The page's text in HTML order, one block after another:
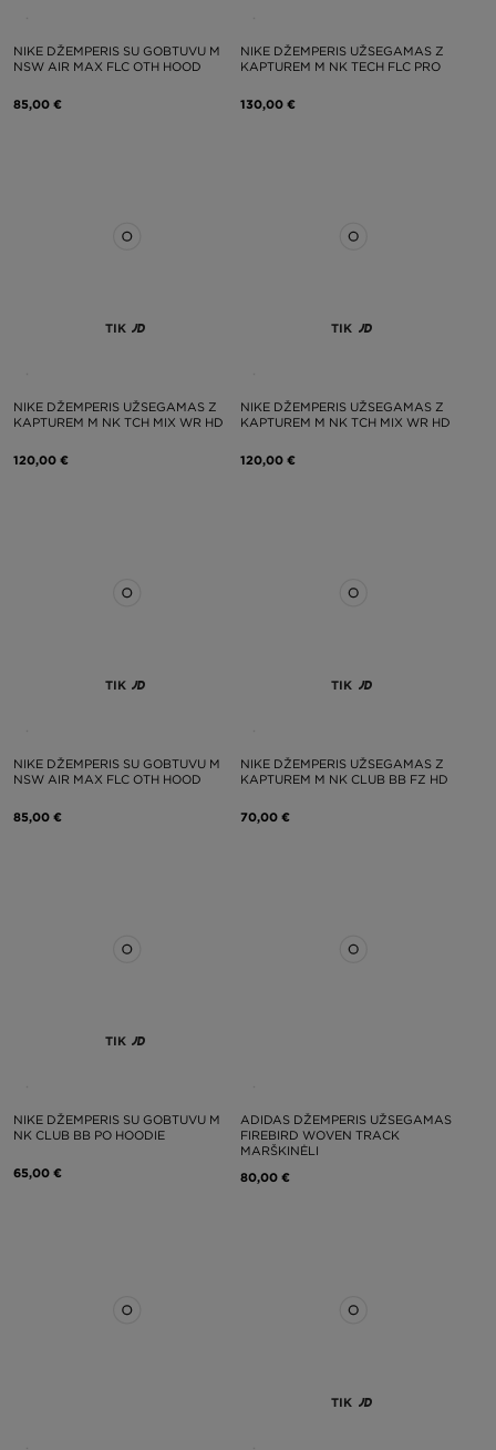
NIKE DŽEMPERIS SU GOBTUVU M
NSW AIR MAX FLC OTH HOOD
85,00 €
NIKE DŽEMPERIS UŽSEGAMAS Z
KAPTUREM M NK TECH FLC PRO
130,00 €
TIK
NIKE DŽEMPERIS UŽSEGAMAS Z
KAPTUREM M NK TCH MIX WR HD
120,00 €
TIK
NIKE DŽEMPERIS UŽSEGAMAS Z
KAPTUREM M NK TCH MIX WR HD
120,00 €
TIK
NIKE DŽEMPERIS SU GOBTUVU M
NSW AIR MAX FLC OTH HOOD
85,00 €
TIK
NIKE DŽEMPERIS UŽSEGAMAS Z
KAPTUREM M NK CLUB BB FZ HD
70,00 €
TIK
NIKE DŽEMPERIS SU GOBTUVU M
NK CLUB BB PO HOODIE
65,00 €
ADIDAS DŽEMPERIS UŽSEGAMAS
FIREBIRD WOVEN TRACK
MARŠKINĖLI
80,00 €
TIK